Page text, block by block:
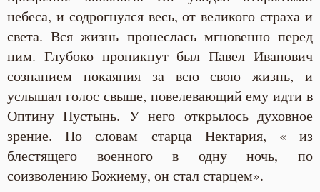
небеса, и содрогнулся весь, от великого страха и
света. Вся жизнь пронеслась мгновенно перед
ним. Глубоко проникнут был Павел Иванович
сознанием покаяния за всю свою жизнь, и
услышал голос свыше, повелевающий ему идти в
Оптину Пустынь. У него открылось духовное
зрение. По словам старца Нектария, « из
блестящего военного в одну ночь, по
соизволению Божиему, он стал старцем».